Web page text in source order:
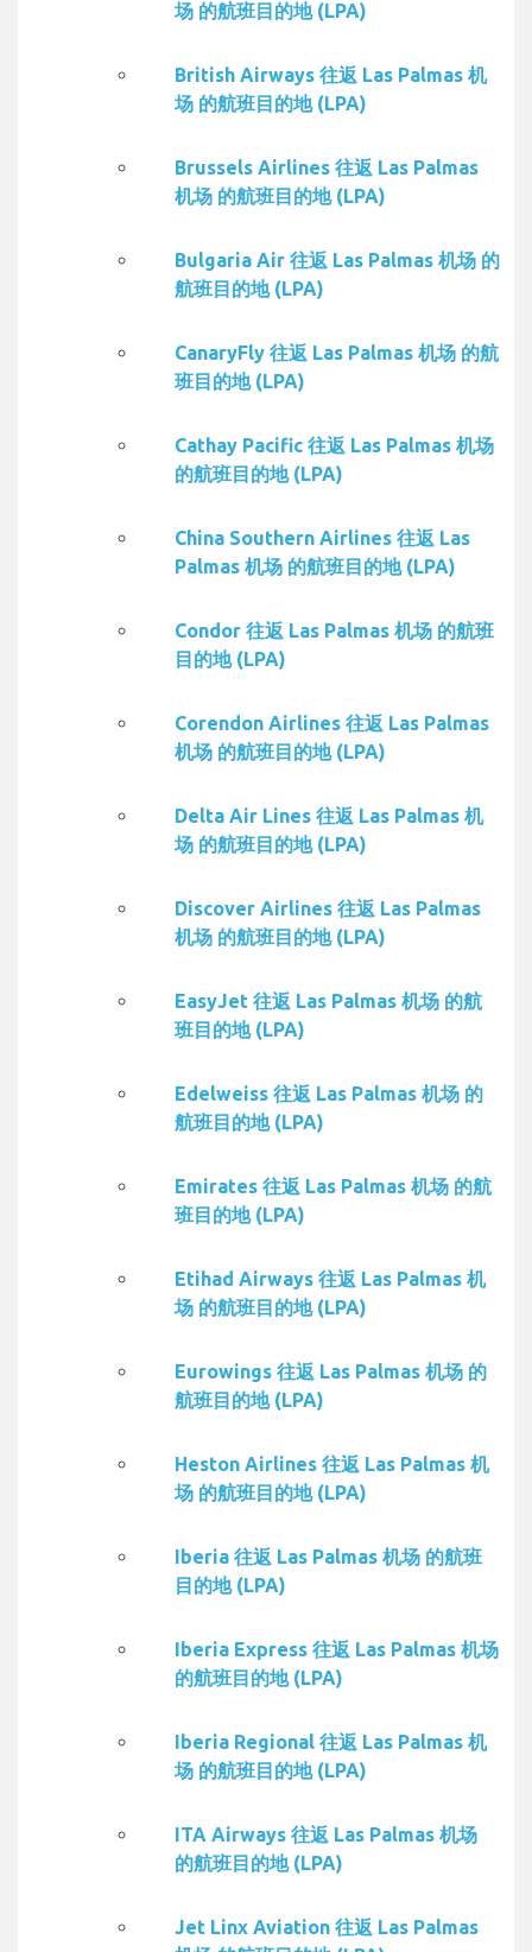
场 的航班目的地 (LPA)
British Airways 往返 Las Palmas 机
场 的航班目的地 (LPA)
Brussels Airlines 往返 Las Palmas
机场 的航班目的地 (LPA)
Bulgaria Air 往返 Las Palmas 机场 的
航班目的地 (LPA)
CanaryFly 往返 Las Palmas 机场 的航
班目的地 (LPA)
Cathay Pacific 往返 Las Palmas 机场
的航班目的地 (LPA)
China Southern Airlines 往返 Las
Palmas 机场 的航班目的地 (LPA)
Condor 往返 Las Palmas 机场 的航班
目的地 (LPA)
Corendon Airlines 往返 Las Palmas
机场 的航班目的地 (LPA)
Delta Air Lines 往返 Las Palmas 机
场 的航班目的地 (LPA)
Discover Airlines 往返 Las Palmas
机场 的航班目的地 (LPA)
EasyJet 往返 Las Palmas 机场 的航
班目的地 (LPA)
Edelweiss 往返 Las Palmas 机场 的
航班目的地 (LPA)
Emirates 往返 Las Palmas 机场 的航
班目的地 (LPA)
Etihad Airways 往返 Las Palmas 机
场 的航班目的地 (LPA)
Eurowings 往返 Las Palmas 机场 的
航班目的地 (LPA)
Heston Airlines 往返 Las Palmas 机
场 的航班目的地 (LPA)
Iberia 往返 Las Palmas 机场 的航班
目的地 (LPA)
Iberia Express 往返 Las Palmas 机场
的航班目的地 (LPA)
Iberia Regional 往返 Las Palmas 机
场 的航班目的地 (LPA)
ITA Airways 往返 Las Palmas 机场
的航班目的地 (LPA)
Jet Linx Aviation 往返 Las Palmas